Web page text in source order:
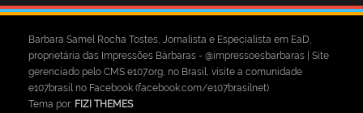
Barbara Samel Rocha Tostes, Jornalista e Especialista em EaD,
proprietária das Impressões Bárbaras - @impressoesbarbaras | Site
gerenciado pelo CMS e107.org, no Brasil, visite a comunidade
e107brasil no Facebook (facebook.com/e107brasilnet)
Tema por: FIZI THEMES